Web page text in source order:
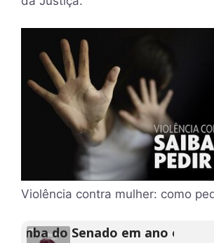
Violência contra mulher: como